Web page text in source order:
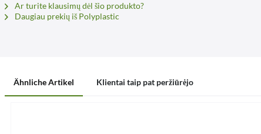
Ar turite klausimų dėl šio produkto?
Daugiau prekių iš Polyplastic
Ähnliche Artikel Klientai taip pat peržiūrėjo